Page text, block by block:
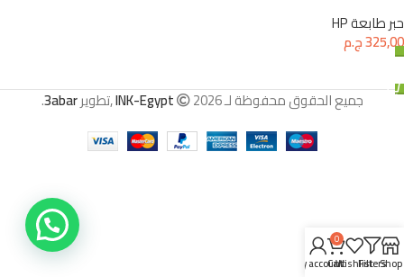
حبر طابعة HP
325,00ج.م
جميع الحقوق محفوظة لـ INK-Egypt 2026 ,تطوير 3abar
.
Shop
Filters
Wishlist
0
Cart
My account